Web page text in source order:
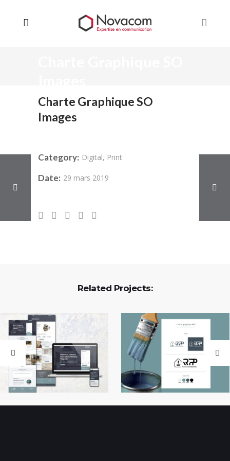
Charte Graphique SO
Images
Category: Digital, Print
Date: 29 mars 2019
Related Projects: